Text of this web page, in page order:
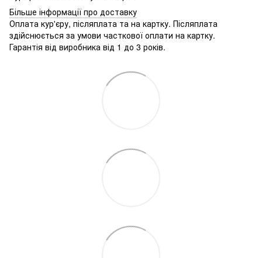
Більше інформації про доставку
Оплата кур'єру, післяплата та на картку. Післяплата
здійснюється за умови часткової оплати на картку.
Гарантія від виробника від 1 до 3 років.